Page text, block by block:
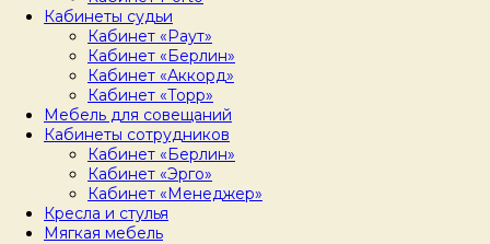
Кабинеты судьи
Кабинет «Раут»
Кабинет «Берлин»
Кабинет «Аккорд»
Кабинет «Торр»
Мебель для совещаний
Кабинеты сотрудников
Кабинет «Берлин»
Кабинет «Эрго»
Кабинет «Менеджер»
Кресла и стулья
Мягкая мебель